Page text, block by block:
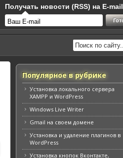
Получать новости (RSS) на E-mail
Популярное в рубрике
Установка локального сервера
XAMPP и WordPress
Windows Live Writer
Gmail на своем домене
Установка и удаление плагинов в
WordPress
Установка кнопок Вконтакте,